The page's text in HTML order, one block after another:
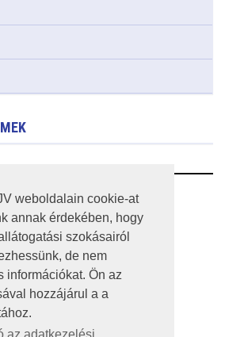
weboldalain cookie-at
annak érdekében, hogy
szokásairól
de nem
információkat. Ön az
hozzájárul a a
ÁLLAPOTA